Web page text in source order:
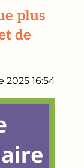
plus
de
2025 16:54